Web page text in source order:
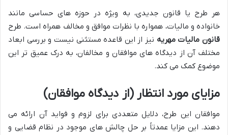
هر طرح یا قانون جدیدی، به ویژه در حوزه های حساسی مانند
خانواده و مالیات، همواره با نظرات موافق و مخالف همراه است. طرح
قانون مالیات مهریه نیز از این قاعده مستثنی نیست و بررسی ابعاد
مختلف آن از دیدگاه های موافقان و مخالفان، به درک عمیق تر این
موضوع کمک می کند.
مزایای مورد انتظار (از دیدگاه موافقان)
موافقان این طرح، دلایل متعددی برای لزوم و فواید آن ارائه می
دهند. این مزایا عمدتاً بر حل چالش های موجود در نظام قضایی و